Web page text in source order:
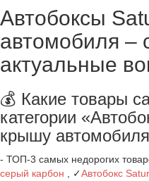
Автобоксы
автомобиля –
актуальные
💰 Какие товары
категории
крышу
- ТОП-3 самых недорогих
серый карбон , ✓Автобокс